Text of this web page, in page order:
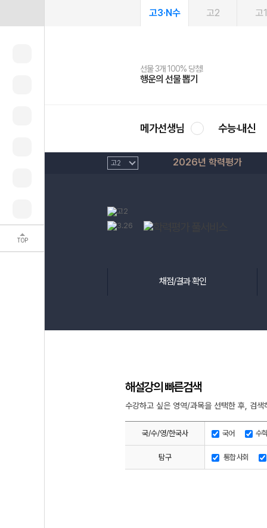
TOP
고3·N수 고2 고1
선물 3개 100% 당첨!
행운의 선물 뽑기
선물 100% 증정!
메가스터디 X 올리브
여름방학 스터디 캐시백
메가런 썸머스쿨
2027 러셀 단과
강사 공개선발
스마트러닝앱
설문 EVENT
메가패스
3일 무료 체험권
메가패스 수강생 무료혜택!
메가클럽 멤버십
사회공헌 캠페인
희망이룸 메가나눔
메가선생님 수능·내신
2026년 학력평가
채점/결과 확인
해설강의 빠른검색
수강하고 싶은 영역/과목을 선택한 후, 검
국/수/영/한국사 국어 수학
탐구 통합 사회